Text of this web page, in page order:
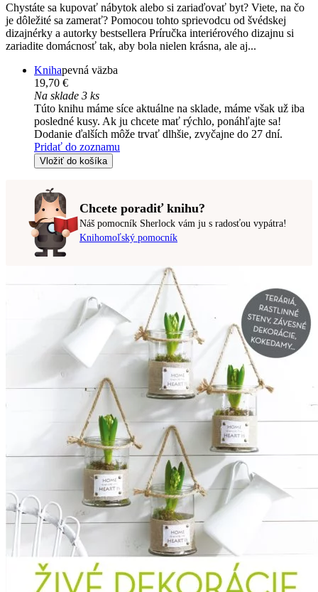
Chystáte sa kupovať nábytok alebo si zariaďovať byt? Viete, na čo
je dôležité sa zamerať? Pomocou tohto sprievodcu od švédskej
dizajnérky a autorky bestsellera Príručka interiérového dizajnu si
zariadite domácnosť tak, aby bola nielen krásna, ale aj...
Knihapevná väzba
19,70 €
Na sklade 3 ks
Túto knihu máme síce aktuálne na sklade, máme však už iba
posledné kusy. Ak ju chcete mať rýchlo, ponáhľajte sa!
Dodanie ďalších môže trvať dlhšie, zvyčajne do 27 dní.
Pridať do zoznamu
Vložiť do košíka
Chcete poradiť knihu?
Náš pomocník Sherlock vám ju s radosťou vypátra!
Knihomoľský pomocník